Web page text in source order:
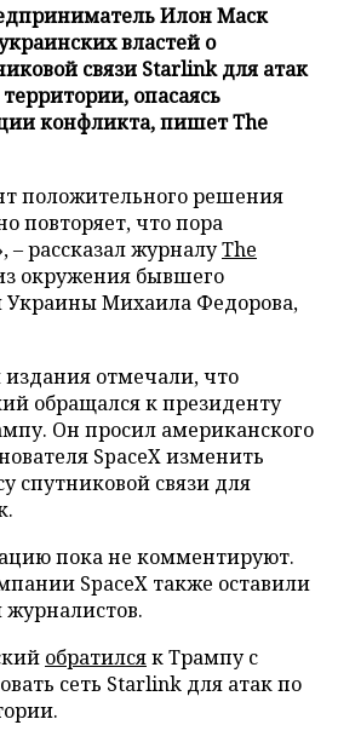
Илон Маск
властей о
связи Starlink для атак
опасаясь
конфликта, пишет The
положительного решения
повторяет, что пора
– рассказал журналуThe
окружения бывшего
Украины Михаила Федорова,
отмечали, что
обращался к президенту
Он просил американского
SpaceX изменить
спутниковой связи для
пока не комментируют.
SpaceX также оставили
журналистов.
обратилсяк Трампу с
сеть Starlink для атак по